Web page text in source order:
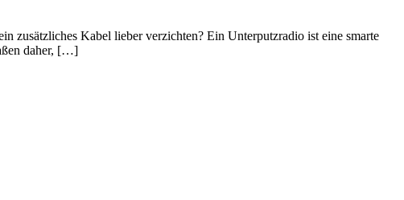
zusätzliches Kabel lieber verzichten? Ein Unterputzradio ist eine smarte
daher, […]